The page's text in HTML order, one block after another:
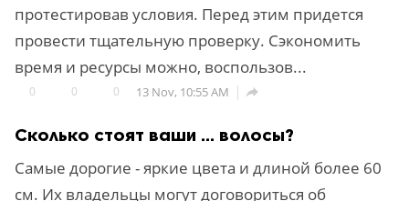
протестировав условия. Перед этим придется
провести тщательную проверку. Сэкономить
время и ресурсы можно, воспользов...
0 0 0 13 Nov, 10:55 AM 
Сколько стоят ваши ... волосы?
Самые дорогие - яркие цвета и длиной более 60
см. Их владельцы могут договориться об